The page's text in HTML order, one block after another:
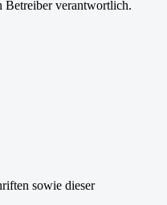
Betreiber verantwortlich.
sowie dieser